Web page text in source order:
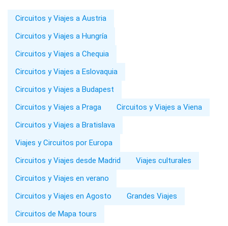
Circuitos y Viajes a Austria
Circuitos y Viajes a Hungría
Circuitos y Viajes a Chequia
Circuitos y Viajes a Eslovaquia
Circuitos y Viajes a Budapest
Circuitos y Viajes a Praga
Circuitos y Viajes a Viena
Circuitos y Viajes a Bratislava
Viajes y Circuitos por Europa
Circuitos y Viajes desde Madrid
Viajes culturales
Circuitos y Viajes en verano
Circuitos y Viajes en Agosto
Grandes Viajes
Circuitos de Mapa tours